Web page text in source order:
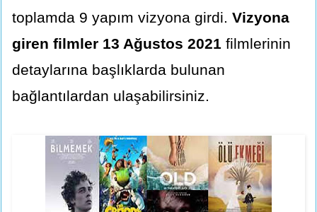
toplamda 9 yapım vizyona girdi. Vizyona
giren filmler 13 Ağustos 2021 filmlerinin
detaylarına başlıklarda bulunan
bağlantılardan ulaşabilirsiniz.